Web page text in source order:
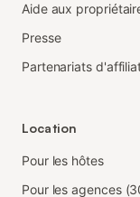
Aide aux
Presse
Partenariats
Location
Pour les hôtes
Pour les agences